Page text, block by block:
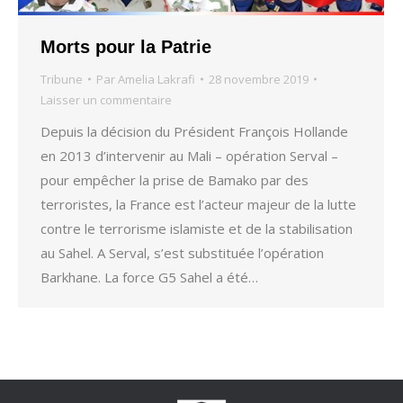
Morts pour la Patrie
Tribune ParAmelia Lakrafi
28 novembre 2019
Laisser un commentaire
Depuis la décision du Président François Hollande
en 2013 d’intervenir au Mali – opération Serval –
pour empêcher la prise de Bamako par des
terroristes, la France est l’acteur majeur de la lutte
contre le terrorisme islamiste et de la stabilisation
au Sahel. A Serval, s’est substituée l’opération
Barkhane. La force G5 Sahel a été…